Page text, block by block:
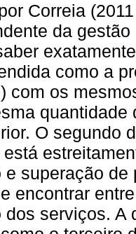
Correia
da
como a
com os
O segundo
e superação
encontrar
dos serviços. A